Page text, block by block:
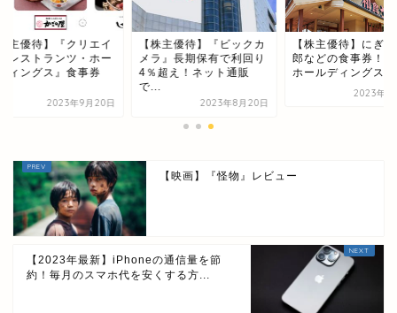
主優待】『クリエイ
レストランツ・ホー
ィングス』食事券
2023年9月20日
【株主優待】『ビックカ
メラ』長期保有で利回り
4％超え！ネット通販
で...
2023年8月20日
【株主優待】にぎり
郎などの食事券！『
ホールディングス』
2023年7
【映画】『怪物』レビュー
【2023年最新】iPhoneの通信量を節
約！毎月のスマホ代を安くする方...